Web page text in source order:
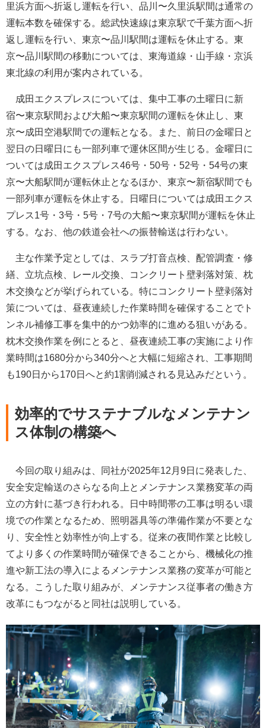
里浜方面へ折返し運転を行い、品川〜久里浜駅間は通常の
運転本数を確保する。総武快速線は東京駅で千葉方面へ折
返し運転を行い、東京〜品川駅間は運転を休止する。東
京〜品川駅間の移動については、東海道線・山手線・京浜
東北線の利用が案内されている。
成田エクスプレスについては、集中工事の土曜日に新
宿〜東京駅間および大船〜東京駅間の運転を休止し、東
京〜成田空港駅間での運転となる。また、前日の金曜日と
翌日の日曜日にも一部列車で運休区間が生じる。金曜日に
ついては成田エクスプレス46号・50号・52号・54号の東
京〜大船駅間が運転休止となるほか、東京〜新宿駅間でも
一部列車が運転を休止する。日曜日については成田エクス
プレス1号・3号・5号・7号の大船〜東京駅間が運転を休止
する。なお、他の鉄道会社への振替輸送は行わない。
主な作業予定としては、スラブ打音点検、配管調査・修
繕、立坑点検、レール交換、コンクリート壁剥落対策、枕
木交換などが挙げられている。特にコンクリート壁剥落対
策については、昼夜連続した作業時間を確保することでト
ンネル補修工事を集中的かつ効率的に進める狙いがある。
枕木交換作業を例にとると、昼夜連続工事の実施により作
業時間は1680分から340分へと大幅に短縮され、工事期間
も190日から170日へと約1割削減される見込みだという。
効率的でサステナブルなメンテナン
ス体制の構築へ
今回の取り組みは、同社が2025年12月9日に発表した、
安全安定輸送のさらなる向上とメンテナンス業務変革の両
立の方針に基づき行われる。日中時間帯の工事は明るい環
境での作業となるため、照明器具等の準備作業が不要とな
り、安全性と効率性が向上する。従来の夜間作業と比較し
てより多くの作業時間が確保できることから、機械化の推
進や新工法の導入によるメンテナンス業務の変革が可能と
なる。こうした取り組みが、メンテナンス従事者の働き方
改革にもつながると同社は説明している。